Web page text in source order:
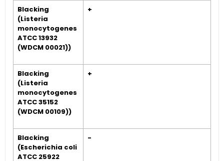
Blacking
(Listeria
monocytogenes
ATCC 13932
(WDCM 00021))
+
Blacking
(Listeria
monocytogenes
ATCC 35152
(WDCM 00109))
+
Blacking
(Escherichia coli
ATCC 25922
-